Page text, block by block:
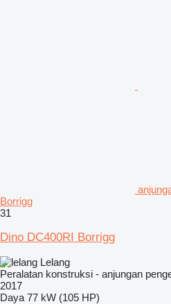
Borrigg
31
Dino DC400RI Borrigg
Lelang
Peralatan konstruksi - anjungan
2017
Daya 77 kW (105 HP)